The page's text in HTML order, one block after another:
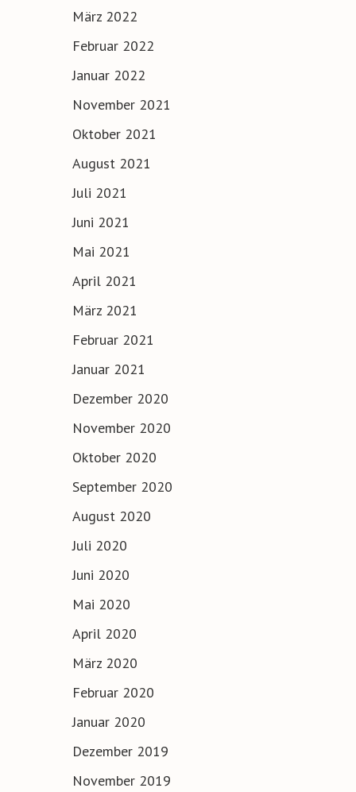
März 2022
Februar 2022
Januar 2022
November 2021
Oktober 2021
August 2021
Juli 2021
Juni 2021
Mai 2021
April 2021
März 2021
Februar 2021
Januar 2021
Dezember 2020
November 2020
Oktober 2020
September 2020
August 2020
Juli 2020
Juni 2020
Mai 2020
April 2020
März 2020
Februar 2020
Januar 2020
Dezember 2019
November 2019